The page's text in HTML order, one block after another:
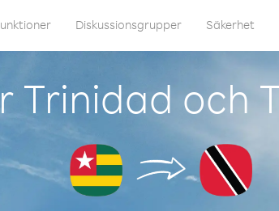
Diskussionsgrupper Säkerhet
Trinidad och